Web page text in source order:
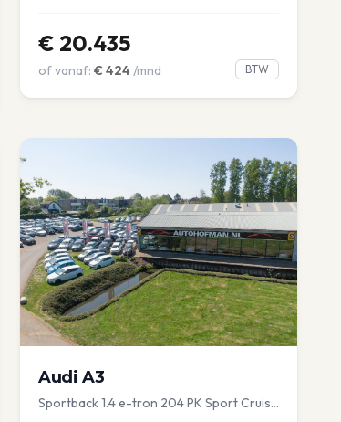
€ 20.435
of vanaf: € 424 /mnd BTW
Audi A3
Sportback 1.4 e-tron 204 PK Sport Cruise